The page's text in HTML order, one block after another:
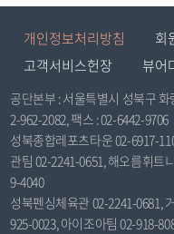
개인정보처리방침 회
고객서비스헌장
뷰어
공단본부 : 서울특별시 성북구
2-962-2082, 팩스 : 02-6442-9706
성북종합레포츠타운 02-6917-
관팀 02-2241-0651, 해오름휘트
9-4040
성북펜싱체육관 02-2241-0681,
925-0023, 아이조아팀 02-918-